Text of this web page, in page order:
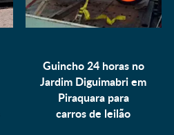
Guincho 24 horas no
Jardim Diguimabri em
Piraquara para
carros de leilão